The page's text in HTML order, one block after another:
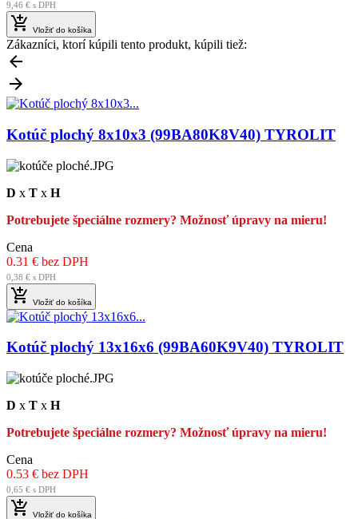
9,46 € s DPH
 Vložiť do košíka
Zákazníci, ktorí kúpili tento produkt, kúpili tiež:


Kotúč plochý 8x10x3 (99BA80K8V40) TYROLIT
D x T x H
Potrebujete špeciálne rozmery? Možnosť úpravy na mieru!
Cena
0.31 € bez DPH
0,38 € s DPH
 Vložiť do košíka
Kotúč plochý 13x16x6 (99BA60K9V40) TYROLIT
D x T x H
Potrebujete špeciálne rozmery? Možnosť úpravy na mieru!
Cena
0.53 € bez DPH
0,65 € s DPH
 Vložiť do košíka